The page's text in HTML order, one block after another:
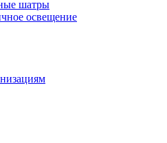
шатры
освещение